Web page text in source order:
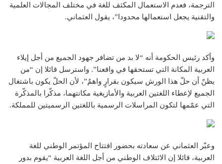
الترجمة، فعدم الاستعمال المكثف للغة في مختلف المجالات العلمية
والتقنية يجعل استعمالها محدودا”، يقول العثماني.
وأكد رئيس الحكومة أنه “لا بد من تضافر جهود الجميع من أجل إيلاء
العربية المكانة التي تستحقها في واقعنا”. واسترسل قائلا إن “من
يظنّ أن حلّ هذا الورش سيكون بقرارٍ واهمٌ”، لأن الحلّ يكون باشتغال
الجميع لإعطاء اللغتين العربية والأمازيغية مكانتهما، مذكّرا بالمذكّرة
التي عمّمها لتكون المراسلات الرسمية باللغتين الرسميتين للمملكة.
وعبّر العثماني عن سعادته بحضور افتتاح المؤتمر الوطني للغة
العربية، قائلا إن الائتلاف الوطني من أجل اللغة العربية “يقوم بدور